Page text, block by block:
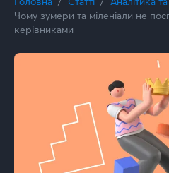
Чому зумери та міленіали не
керівниками